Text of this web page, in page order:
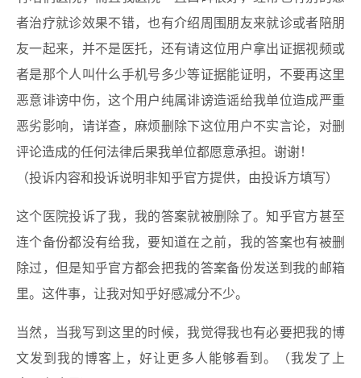
者治疗就诊效果不错，也有介绍周围朋友来就诊或者陪朋
友一起来，并不是医托，还有请这位用户拿出证据视频或
者是那个人叫什么手机号多少等证据能证明，不要再这里
恶意诽谤中伤，这个用户纯属诽谤造谣给我单位造成严重
恶劣影响，请详查，麻烦删除下这位用户不实言论，对删
评论造成的任何法律后果我单位都愿意承担。谢谢！
（投诉内容和投诉说明非知乎官方提供，由投诉方填写）
这个医院投诉了我，我的答案就被删除了。知乎官方甚至
连个备份都没有给我，要知道在之前，我的答案也有被删
除过，但是知乎官方都会把我的答案备份发送到我的邮箱
里。这件事，让我对知乎好感减分不少。
当然，当我写到这里的时候，我觉得我也有必要把我的博
文发到我的博客上，好让更多人能够看到。（我发了上